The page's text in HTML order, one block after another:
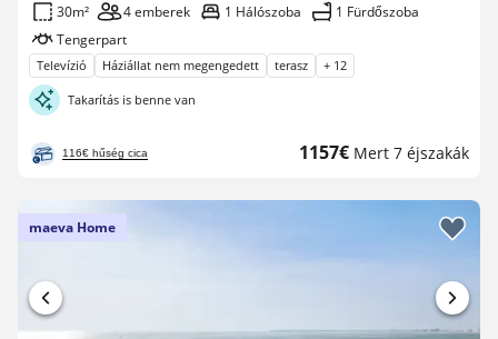
30m²
4 emberek 1 Hálószoba
1 Fürdőszoba
Tengerpart
Televízió Háziállat nem megengedett terasz + 12
Takarítás is benne van
116€ hűség cica
Új
1157€ Mert 7 éjszakák
maeva Home